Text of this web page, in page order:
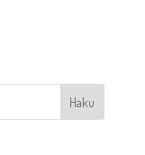
Haku